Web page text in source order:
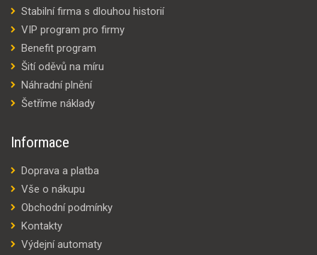
Stabilní firma s dlouhou historií
VIP program pro firmy
Benefit program
Šití oděvů na míru
Náhradní plnění
Šetříme náklady
Informace
Doprava a platba
Vše o nákupu
Obchodní podmínky
Kontakty
Výdejní automaty